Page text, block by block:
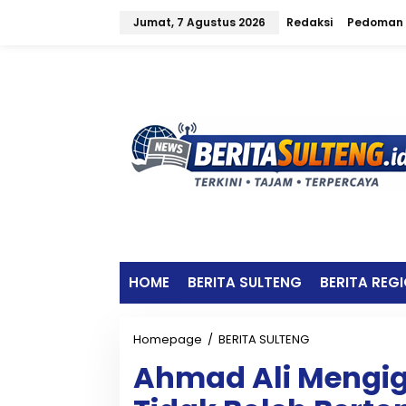
Jumat, 7 Agustus 2026 Redaksi
HOME BERITA SULTENG BERITA
Homepage / BERITA SULTENG
m
a
Ahmad Ali